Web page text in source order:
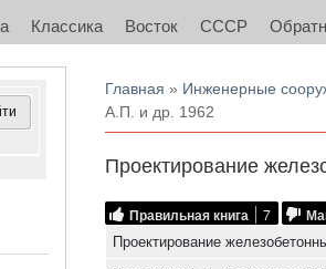
Классика Восток СССР
Вы здесь
Главная » Инженерные
А.П. и др. 1962
Проектирование
Правильная книга 7
Проектирование